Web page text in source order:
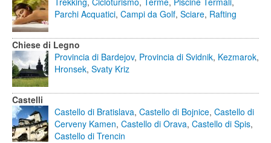
Parchi Acquatici, Campi da Golf, Sciare, Rafting
Chiese di Legno
Provincia di Bardejov, Provincia di Svidnik, Kezmarok,
Hronsek, Svaty Kriz
Castelli
Castello di Bratislava, Castello di Bojnice, Castello di
Cerveny Kamen, Castello di Orava, Castello di Spis,
Castello di Trencin